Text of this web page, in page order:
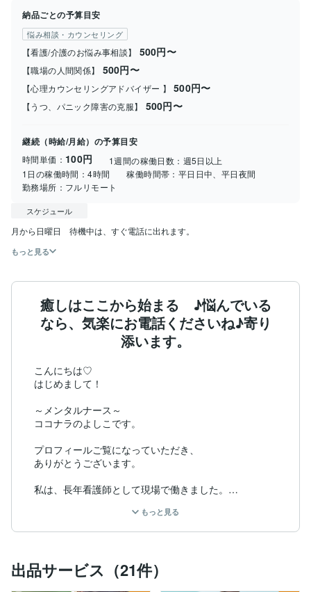
納品ごとの予算目安
悩み相談・カウンセリング
【看護/介護のお悩み事相談】 500円〜
【職場の人間関係】 500円〜
【心理カウンセリングアドバイザー 】 500円〜
【うつ、パニック障害の克服】 500円〜
継続（時給/月給）の予算目安
時間単価： 100円 1週間の稼働日数： 週5日以上
1日の稼働時間：4時間 稼働時間帯： 平日日中、平日夜間
勤務場所： フルリモート
スケジュール
月から日曜日　待機中は、すぐ電話に出れます。
もっと見る
癒しはここから始まる ♪悩んでいる
なら、気楽にお電話くださいね♪寄り
添います。
こんにちは♡
はじめまして！
～メンタルナース～
ココナラのよしこです。
プロフィールご覧になっていただき、
ありがとうございます。
私は、長年看護師として現場で働きました。
病院時代は、
もっと見る
出品サービス（21件）